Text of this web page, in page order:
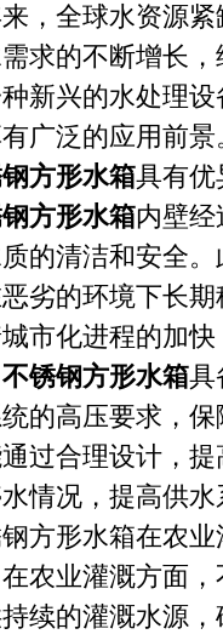
，全球水资源
求的不断增长
新兴的水处理
广泛的应用前景
方形水箱具有优
方形水箱内壁
的清洁和安全。
劣的环境下长
市化进程的加
不锈钢方形水箱具
的高压要求，
过合理设计，
情况，提高供
方形水箱在农
农业灌溉方面
续的灌溉水源